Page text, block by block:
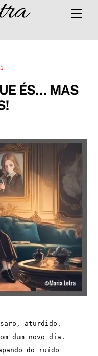
ÉS… MAS
aturdido.
dum novo dia.
do ruído